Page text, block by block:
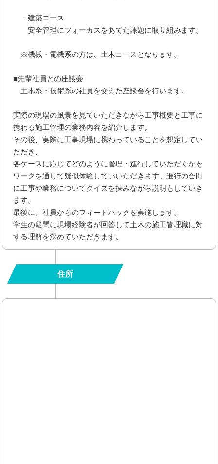
・建築コース
安全管理にフォーカスをあてた課題に取り組みます。
※機械・電機系の方は、土木コースとなります。
■先輩社員との座談会
土木系・技術系の社員を交えた座談会を行います。
実際の現場の風景を見ていただきながら工事概要と工事に
携わる施工管理の業務内容を紹介します。
その後、実際に工事現場に携わっていることを想定してい
ただき、
各ケースに応じてどのように管理・進行していただくかを
ワークを通して疑似体験していいただきます。進行の合間
に工事や業務についてクイズを挟みながら説明もしていき
ます。
最後に、社員からのフィードバックを実施します。
学生の疑問に現場経験者が回答して土木の施工管理職に対
する理解を深めていただきます。
住所